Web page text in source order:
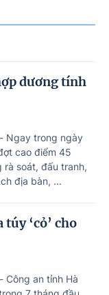
dương tính
Ngay trong ngày
cao điểm 45
rà soát, đấu tranh,
địa bàn, ...
‘cỏ’ cho
Công an tỉnh Hà